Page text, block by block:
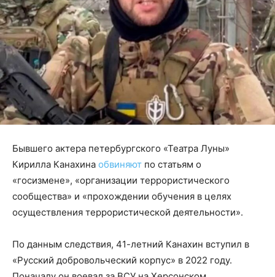
Бывшего актера петербургского «Театра Луны»
Кирилла Канахина обвиняют по статьям о
«госизмене», «организации террористического
сообщества» и «прохождении обучения в целях
осуществления террористической деятельности».
По данным следствия, 41-летний Канахин вступил в
«Русский добровольческий корпус» в 2022 году.